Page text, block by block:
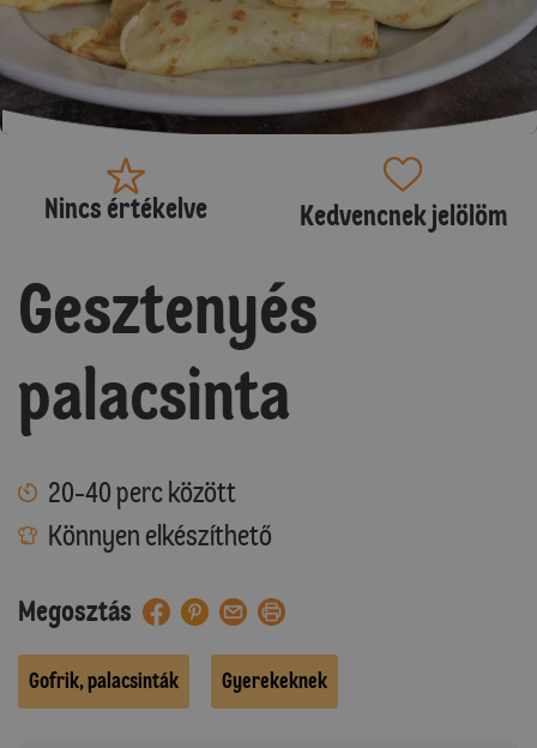
Nincs értékelve Kedvencnek jelölöm
Gesztenyés
palacsinta
20-40 perc között
Könnyen elkészíthető
Megosztás
Gofrik, palacsinták Gyerekeknek